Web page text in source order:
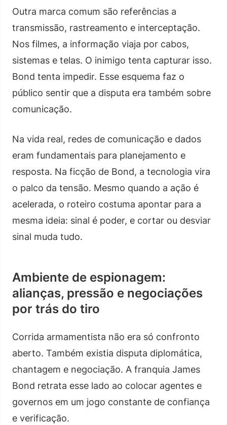
Outra marca comum são referências a
transmissão, rastreamento e interceptação.
Nos filmes, a informação viaja por cabos,
sistemas e telas. O inimigo tenta capturar isso.
Bond tenta impedir. Esse esquema faz o
público sentir que a disputa era também sobre
comunicação.
Na vida real, redes de comunicação e dados
eram fundamentais para planejamento e
resposta. Na ficção de Bond, a tecnologia vira
o palco da tensão. Mesmo quando a ação é
acelerada, o roteiro costuma apontar para a
mesma ideia: sinal é poder, e cortar ou desviar
sinal muda tudo.
Ambiente de espionagem:
alianças, pressão e negociações
por trás do tiro
Corrida armamentista não era só confronto
aberto. Também existia disputa diplomática,
chantagem e negociação. A franquia James
Bond retrata esse lado ao colocar agentes e
governos em um jogo constante de confiança
e verificação.